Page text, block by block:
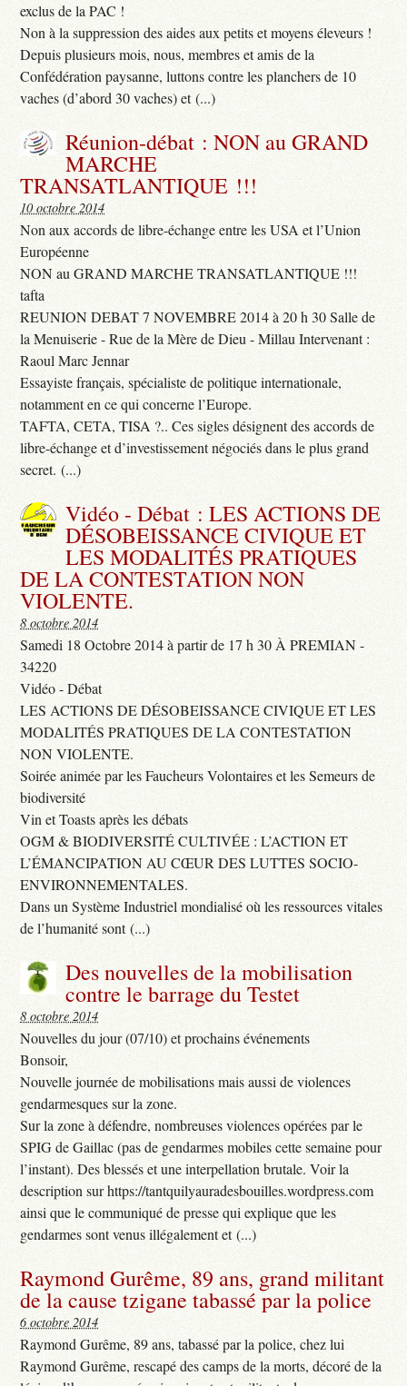
exclus de la PAC !
Non à la suppression des aides aux petits et moyens éleveurs !
Depuis plusieurs mois, nous, membres et amis de la
Confédération paysanne, luttons contre les planchers de 10
vaches (d’abord 30 vaches) et (...)
Réunion-débat : NON au GRAND
MARCHE
TRANSATLANTIQUE !!!
10 octobre 2014
Non aux accords de libre-échange entre les USA et l’Union
Européenne
NON au GRAND MARCHE TRANSATLANTIQUE !!!
tafta
REUNION DEBAT 7 NOVEMBRE 2014 à 20 h 30 Salle de
la Menuiserie - Rue de la Mère de Dieu - Millau Intervenant :
Raoul Marc Jennar
Essayiste français, spécialiste de politique internationale,
notamment en ce qui concerne l’Europe.
TAFTA, CETA, TISA ?.. Ces sigles désignent des accords de
libre-échange et d’investissement négociés dans le plus grand
secret. (...)
Vidéo - Débat : LES ACTIONS DE
DÉSOBEISSANCE CIVIQUE ET
LES MODALITÉS PRATIQUES
DE LA CONTESTATION NON
VIOLENTE.
8 octobre 2014
Samedi 18 Octobre 2014 à partir de 17 h 30 À PREMIAN -
34220
Vidéo - Débat
LES ACTIONS DE DÉSOBEISSANCE CIVIQUE ET LES
MODALITÉS PRATIQUES DE LA CONTESTATION
NON VIOLENTE.
Soirée animée par les Faucheurs Volontaires et les Semeurs de
biodiversité
Vin et Toasts après les débats
OGM & BIODIVERSITÉ CULTIVÉE : L’ACTION ET
L’ÉMANCIPATION AU CŒUR DES LUTTES SOCIO-
ENVIRONNEMENTALES.
Dans un Système Industriel mondialisé où les ressources vitales
de l’humanité sont (...)
Des nouvelles de la mobilisation
contre le barrage du Testet
8 octobre 2014
Nouvelles du jour (07/10) et prochains événements
Bonsoir,
Nouvelle journée de mobilisations mais aussi de violences
gendarmesques sur la zone.
Sur la zone à défendre, nombreuses violences opérées par le
SPIG de Gaillac (pas de gendarmes mobiles cette semaine pour
l’instant). Des blessés et une interpellation brutale. Voir la
description sur https://tantquilyauradesbouilles.wordpress.com
ainsi que le communiqué de presse qui explique que les
gendarmes sont venus illégalement et (...)
Raymond Gurême, 89 ans, grand militant
de la cause tzigane tabassé par la police
6 octobre 2014
Raymond Gurême, 89 ans, tabassé par la police, chez lui
Raymond Gurême, rescapé des camps de la morts, décoré de la